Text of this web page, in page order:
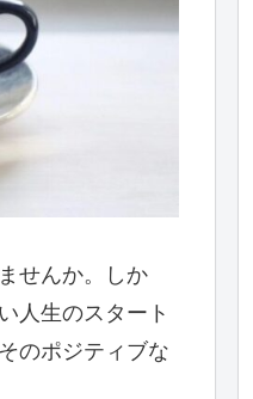
せんか。しか
人生のスタート
のポジティブな